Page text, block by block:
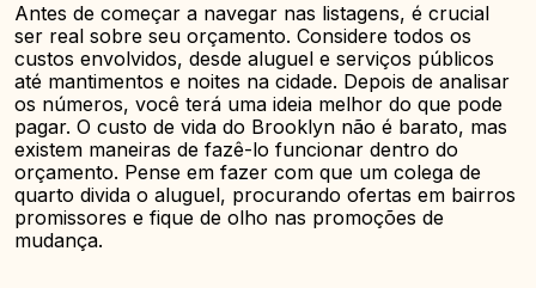
Antes de começar a navegar nas listagens, é crucial
ser real sobre seu orçamento. Considere todos os
custos envolvidos, desde aluguel e serviços públicos
até mantimentos e noites na cidade. Depois de analisar
os números, você terá uma ideia melhor do que pode
pagar. O custo de vida do Brooklyn não é barato, mas
existem maneiras de fazê-lo funcionar dentro do
orçamento. Pense em fazer com que um colega de
quarto divida o aluguel, procurando ofertas em bairros
promissores e fique de olho nas promoções de
mudança.